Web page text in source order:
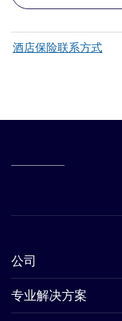
酒店保险联系方式
公司
专业解决方案